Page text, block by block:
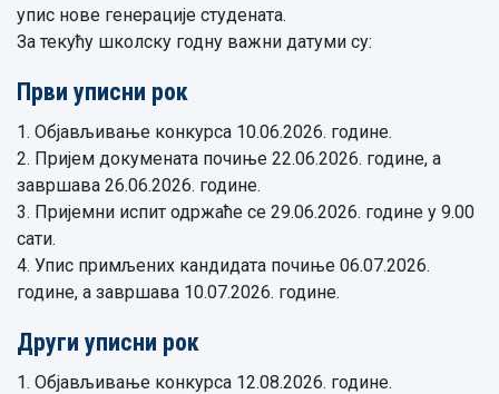
упис нове генерације студената.
За текућу школску годну важни датуми су:
Први уписни рок
1. Објављивање конкурса 10.06.2026. године.
2. Пријем докумената почиње 22.06.2026. године, а
завршава 26.06.2026. године.
3. Пријемни испит одржаће се 29.06.2026. године у 9.00
сати.
4. Упис примљених кандидата почиње 06.07.2026.
године, а завршава 10.07.2026. године.
Други уписни рок
1. Објављивање конкурса 12.08.2026. године.